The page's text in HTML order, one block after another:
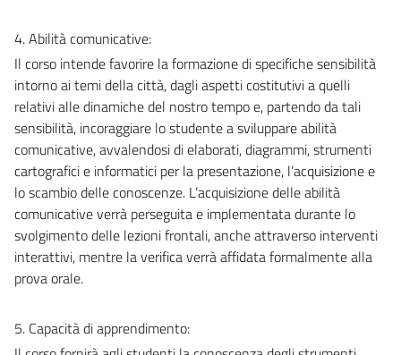
4. Abilità comunicative:
Il corso intende favorire la formazione di specifiche sensibilità
intorno ai temi della città, dagli aspetti costitutivi a quelli
relativi alle dinamiche del nostro tempo e, partendo da tali
sensibilità, incoraggiare lo studente a sviluppare abilità
comunicative, avvalendosi di elaborati, diagrammi, strumenti
cartografici e informatici per la presentazione, l’acquisizione e
lo scambio delle conoscenze. L’acquisizione delle abilità
comunicative verrà perseguita e implementata durante lo
svolgimento delle lezioni frontali, anche attraverso interventi
interattivi, mentre la verifica verrà affidata formalmente alla
prova orale.
5. Capacità di apprendimento: